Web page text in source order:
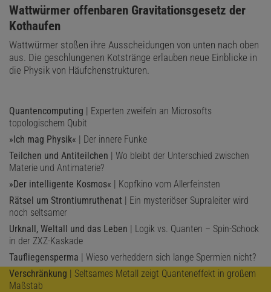
:
Wattwürmer offenbaren Gravitationsgesetz der
Kothaufen
Wattwürmer stoßen ihre Ausscheidungen von unten nach oben
aus. Die geschlungenen Kotstränge erlauben neue Einblicke in
die Physik von Häufchenstrukturen.
Quantencomputing | Experten zweifeln an Microsofts
topologischem Qubit
»Ich mag Physik« | Der innere Funke
Teilchen und Antiteilchen | Wo bleibt der Unterschied zwischen
Materie und Antimaterie?
»Der intelligente Kosmos« | Kopfkino vom Allerfeinsten
Rätsel um Strontiumruthenat | Ein mysteriöser Supraleiter wird
noch seltsamer
Urknall, Weltall und das Leben | Logik vs. Quanten – Spin-Schock
in der ZXZ-Kaskade
Taufliegensperma | Wieso verheddern sich lange Spermien nicht?
Verschränkung | Seltsames Metall zeigt Quanteneffekt in großem
Maßstab